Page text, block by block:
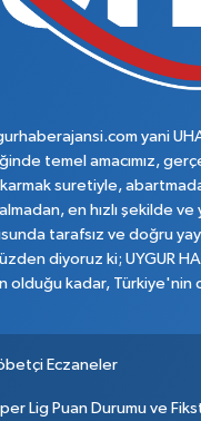
yani
temel amacımız,
suretiyle,
en hızlı şekilde ve
tarafsız ve doğru
diyoruz ki; UYGUR
olduğu kadar, Türkiye'nin
Eczaneler
Lig Puan Durumu ve